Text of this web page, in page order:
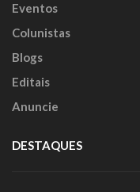
Eventos
Colunistas
Blogs
Editais
Anuncie
DESTAQUES